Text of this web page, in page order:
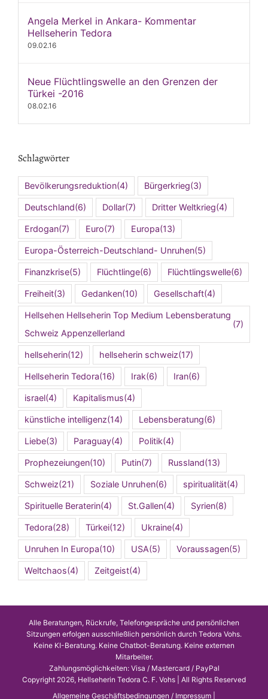
Angela Merkel in Ankara- Kommentar
Hellseherin Tedora
09.02.16
Neue Flüchtlingswelle an den Grenzen der
Türkei -2016
08.02.16
Schlagwörter
Bevölkerungsreduktion(4) Bürgerkrieg(3)
Deutschland(6) Dollar(7) Dritter Weltkrieg(4)
Erdogan(7) Euro(7) Europa(13)
Europa-Österreich-Deutschland- Unruhen(5)
Finanzkrise(5) Flüchtlinge(6) Flüchtlingswelle(6)
Freiheit(3) Gedanken(10) Gesellschaft(4)
Hellsehen Hellseherin Top Medium Lebensberatung
Schweiz Appenzellerland
(7)
hellseherin(12) hellseherin schweiz(17)
Hellseherin Tedora(16) Irak(6) Iran(6)
israel(4) Kapitalismus(4)
künstliche intelligenz(14) Lebensberatung(6)
Liebe(3) Paraguay(4) Politik(4)
Prophezeiungen(10) Putin(7) Russland(13)
Schweiz(21) Soziale Unruhen(6) spiritualität(4)
Spirituelle Beraterin(4) St.Gallen(4) Syrien(8)
Tedora(28) Türkei(12) Ukraine(4)
Unruhen In Europa(10) USA(5) Voraussagen(5)
Weltchaos(4) Zeitgeist(4)
Alle Beratungen, Rückrufe, Telefongespräche und persönlichen
Sitzungen erfolgen ausschließlich persönlich durch Tedora Vohs.
Keine KI-Beratung. Keine Chatbot-Beratung. Keine externen
Mitarbeiter.
Zahlungsmöglichkeiten: Visa / Mastercard / PayPal
Copyright 2026, Hellseherin Tedora C. F. Vohs | All Rights Reserved
Allgemeine Geschäftsbedingungen / Impressum